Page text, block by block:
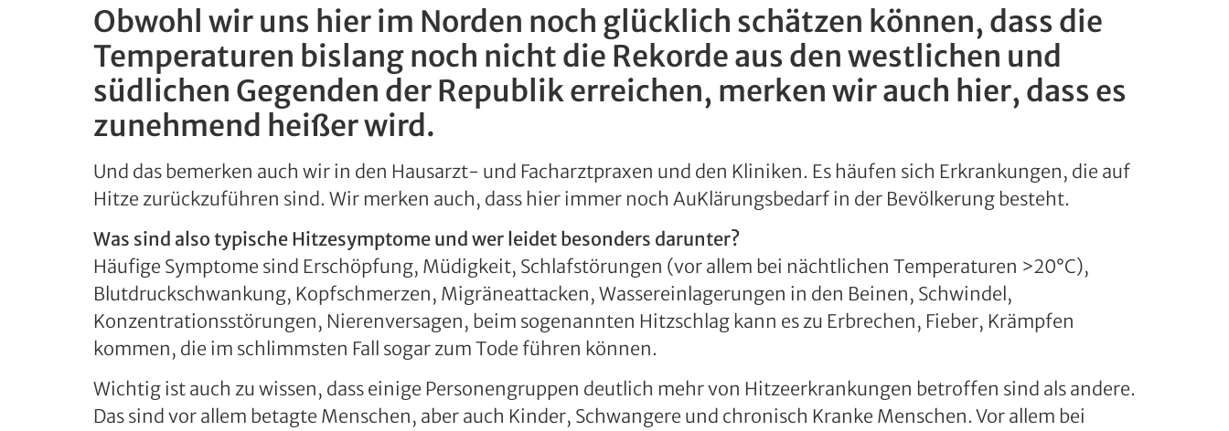
Obwohl wir uns hier im Norden noch glücklich schätzen können, dass die
Temperaturen bislang noch nicht die Rekorde aus den westlichen und
südlichen Gegenden der Republik erreichen, merken wir auch hier, dass es
zunehmend heißer wird.
Und das bemerken auch wir in den Hausarzt- und Facharztpraxen und den Kliniken. Es häufen sich Erkrankungen, die auf
Hitze zurückzuführen sind. Wir merken auch, dass hier immer noch AuKlärungsbedarf in der Bevölkerung besteht.
Was sind also typische Hitzesymptome und wer leidet besonders darunter?
Häufige Symptome sind Erschöpfung, Müdigkeit, Schlafstörungen (vor allem bei nächtlichen Temperaturen >20°C),
Blutdruckschwankung, Kopfschmerzen, Migräneattacken, Wassereinlagerungen in den Beinen, Schwindel,
Konzentrationsstörungen, Nierenversagen, beim sogenannten Hitzschlag kann es zu Erbrechen, Fieber, Krämpfen
kommen, die im schlimmsten Fall sogar zum Tode führen können.
Wichtig ist auch zu wissen, dass einige Personengruppen deutlich mehr von Hitzeerkrankungen betroffen sind als andere.
Das sind vor allem betagte Menschen, aber auch Kinder, Schwangere und chronisch Kranke Menschen. Vor allem bei